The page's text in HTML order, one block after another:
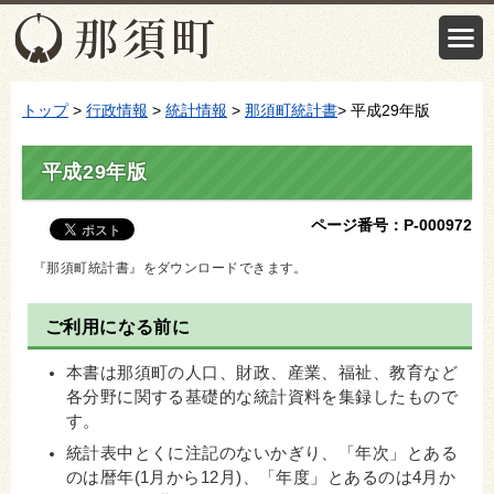
トップ> 行政情報 > 統計情報 > 那須町統計書> 平成29年版
平成29年版
ページ番号：P-000972
『那須町統計書』をダウンロードできます。
ご利用になる前に
本書は那須町の人口、財政、産業、福祉、教育など
各分野に関する基礎的な統計資料を集録したもので
す。
統計表中とくに注記のないかぎり、「年次」とある
のは暦年(1月から12月)、「年度」とあるのは4月か